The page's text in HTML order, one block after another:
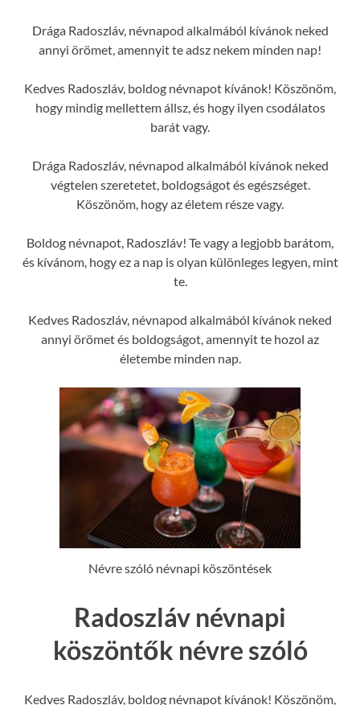
Drága Radoszláv, névnapod alkalmából kívánok neked
annyi örömet, amennyit te adsz nekem minden nap!
Kedves Radoszláv, boldog névnapot kívánok! Köszönöm,
hogy mindig mellettem állsz, és hogy ilyen csodálatos
barát vagy.
Drága Radoszláv, névnapod alkalmából kívánok neked
végtelen szeretetet, boldogságot és egészséget.
Köszönöm, hogy az életem része vagy.
Boldog névnapot, Radoszláv! Te vagy a legjobb barátom,
és kívánom, hogy ez a nap is olyan különleges legyen, mint
te.
Kedves Radoszláv, névnapod alkalmából kívánok neked
annyi örömet és boldogságot, amennyit te hozol az
életembe minden nap.
Névre szóló névnapi köszöntések
Radoszláv névnapi
köszöntők névre szóló
Kedves Radoszláv, boldog névnapot kívánok! Köszönöm,